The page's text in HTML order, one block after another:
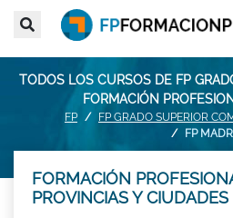
TODOS LOS CURSOS DE FP
FORMACIÓN
FP
FP GRADO SUPERIOR
FP
FORMACIÓN
PROVINCIAS Y CIUDADES